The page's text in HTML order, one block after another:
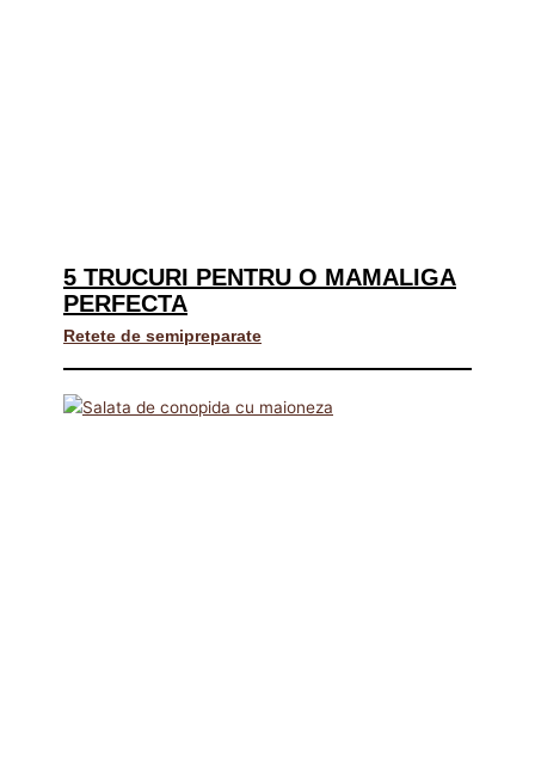
5 TRUCURI PENTRU O MAMALIGA
PERFECTA
Retete de semipreparate